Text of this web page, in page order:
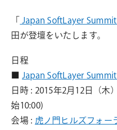
Japan SoftLayer
田が登壇をいたします。
日程
Japan SoftLayer
日時 : 2015年2月12日（木
始10:00)
会場 : 虎ノ門ヒルズフォー